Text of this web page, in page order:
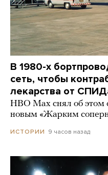
В 1980-х
сеть, чтобы
лекарства от
HBO Max снял об
новым «Жарким
ИСТОРИИ 9 часов назад